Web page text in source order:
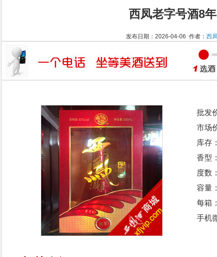
西凤老字号酒8
发布日期：2026-04-06 作者： 西
批发
市场
库存
香型
度数
容量
每箱
手机